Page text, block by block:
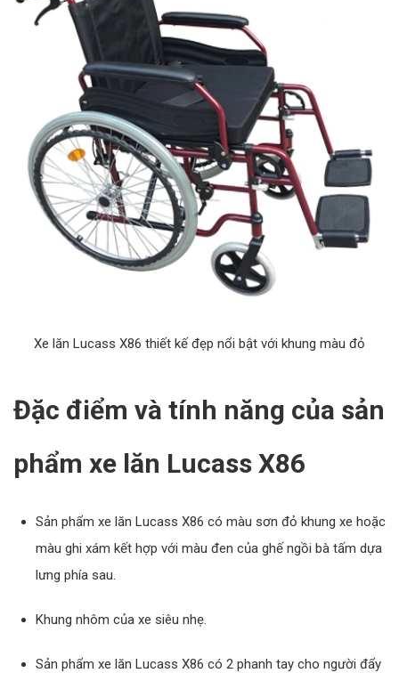
Xe lăn Lucass X86 thiết kế đẹp nổi bật với khung màu đỏ
Đặc điểm và tính năng của sản
phẩm xe lăn Lucass X86
Sản phẩm xe lăn Lucass X86 có màu sơn đỏ khung xe hoặc
màu ghi xám kết hợp với màu đen của ghế ngồi bà tấm dựa
lưng phía sau.
Khung nhôm của xe siêu nhẹ.
Sản phẩm xe lăn Lucass X86 có 2 phanh tay cho người đẩy